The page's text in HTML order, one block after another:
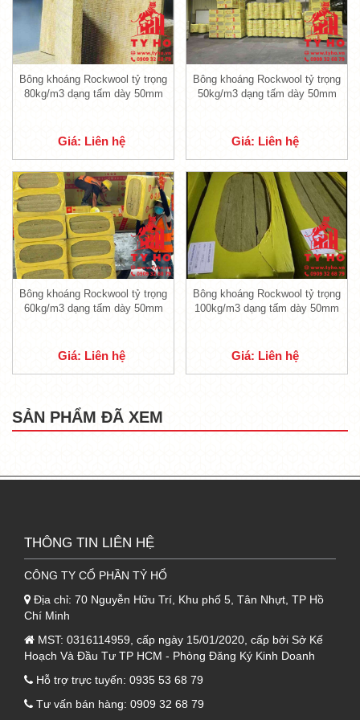
Rockwool tỷ trọng 120kg/m3 dạng
tấm dày 50mm
Bông khoáng Rockwool tỷ trọng
120kg/m3là dòng sản phẩm vật liệu xây dựng
cách nhiệt, chống nóng, chống cháy,.…
sản phẩm sẽ được đưa vào máy nén lực để
tạo thành những tấm bông khoáng có kiểu
dáng phù hợp cho từng mục đích thi công.
- Ngoài ra, sản phẩm được cấu thành từ đá và
nhiệt độ nóng chảy cao, lên tới 1200 độ C.
XEM THÊM: BÔNG KHOÁNG ROCKWOOL
Bông khoáng Rockwool tỷ trọng
80kg/m3 dạng tấm dày 50mm
Giá: Liên hệ
Bông khoáng Rockwool tỷ trọng
50kg/m3 dạng tấm dày 50mm
Giá: Liên hệ
Bông khoáng Rockwool tỷ trọng
60kg/m3 dạng tấm dày 50mm
Giá: Liên hệ
Bông khoáng Rockwool tỷ trọng
100kg/m3 dạng tấm dày 50mm
Giá: Liên hệ
SẢN PHẨM ĐÃ XEM
THÔNG TIN LIÊN HỆ
CÔNG TY CỔ PHẦN TỶ HỔ
Địa chỉ: 70 Nguyễn Hữu Trí, Khu phố 5, Tân Nhựt, TP Hồ
Chí Minh
MST: 0316114959, cấp ngày 15/01/2020, cấp bởi Sở Kế
Hoạch Và Đầu Tư TP HCM - Phòng Đăng Ký Kinh Doanh
Hỗ trợ trực tuyến: 0935 53 68 79
Tư vấn bán hàng: 0909 32 68 79